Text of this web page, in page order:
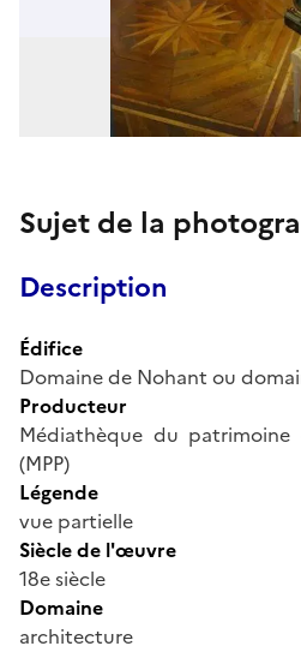
Sujet de la
Description
Édifice
Domaine de Nohant ou
Producteur
Médiathèque du
(MPP)
Légende
vue partielle
Siècle de l'œuvre
18e siècle
Domaine
architecture